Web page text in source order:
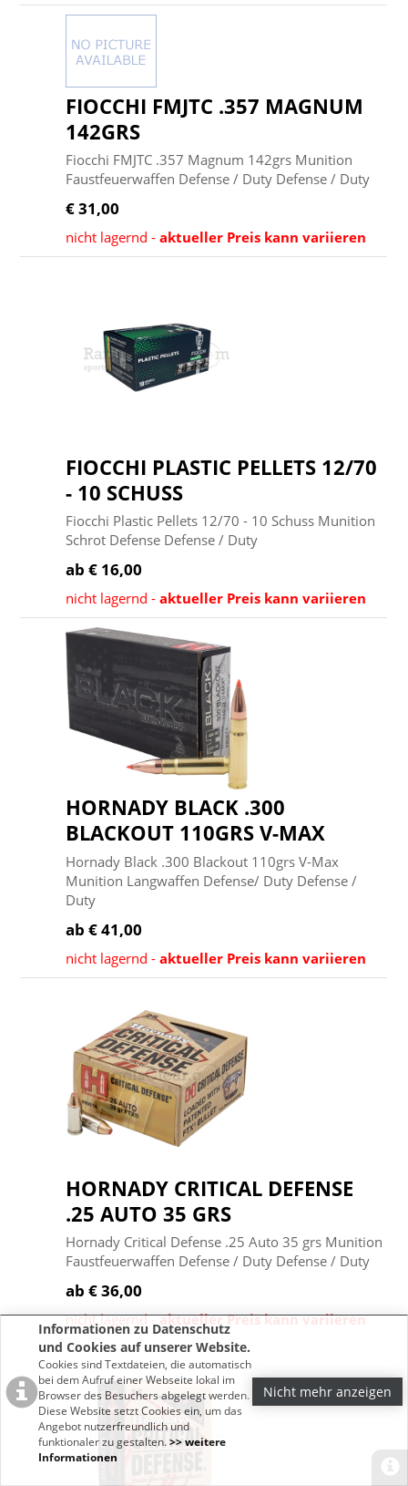
Informationen zu Datenschutz
und Cookies auf unserer Website.
Cookies sind Textdateien, die automatisch
bei dem Aufruf einer Webseite lokal im
Browser des Besuchers abgelegt werden.
Diese Website setzt Cookies ein, um das
Angebot nutzerfreundlich und
funktionaler zu gestalten.>> weitere
Informationen
Nicht mehr anzeigen
FIOCCHI FMJTC .357 MAGNUM
142GRS
Fiocchi FMJTC .357 Magnum 142grs Munition
Faustfeuerwaffen Defense / Duty Defense / Duty
€ 31,00
nicht lagernd -aktueller Preis kann variieren
FIOCCHI PLASTIC PELLETS 12/70
- 10 SCHUSS
Fiocchi Plastic Pellets 12/70 - 10 Schuss Munition
Schrot Defense Defense / Duty
ab € 16,00
nicht lagernd -aktueller Preis kann variieren
HORNADY BLACK .300
BLACKOUT 110GRS V-MAX
Hornady Black .300 Blackout 110grs V-Max
Munition Langwaffen Defense/ Duty Defense /
Duty
ab € 41,00
nicht lagernd -aktueller Preis kann variieren
HORNADY CRITICAL DEFENSE
.25 AUTO 35 GRS
Hornady Critical Defense .25 Auto 35 grs Munition
Faustfeuerwaffen Defense / Duty Defense / Duty
ab € 36,00
nicht lagernd -aktueller Preis kann variieren